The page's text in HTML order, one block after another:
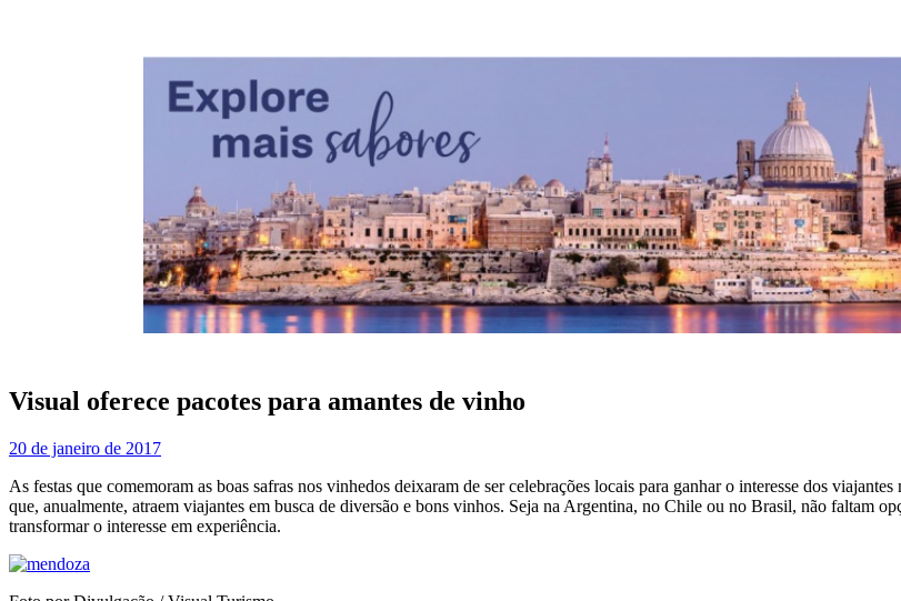
Visual oferece pacotes para amantes de vinho
20 de janeiro de 2017
As festas que comemoram as boas safras nos vinhedos deixaram de ser celebrações locais para ganhar o interesse dos
que, anualmente, atraem viajantes em busca de diversão e bons vinhos. Seja na Argentina, no Chile ou no Brasil, não faltam
transformar o interesse em experiência.